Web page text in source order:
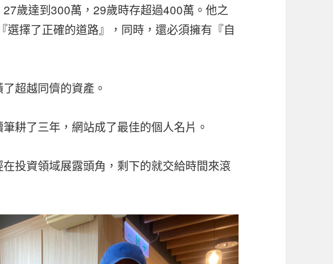
歲達到300萬，29歲時存超過400萬。他之
選擇了正確的道路』，同時，還必須擁有『自
超越同儕的資產。
耕了三年，網站成了最佳的個人名片。
投資領域展露頭角，剩下的就交給時間來滾